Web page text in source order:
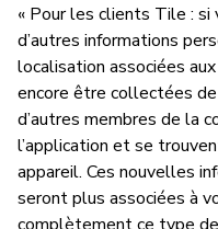
« Pour les clients Tile :
d’autres informations
localisation associées
encore être collectées
d’autres membres de la
l’application et se
appareil. Ces nouvelles
seront plus associées à